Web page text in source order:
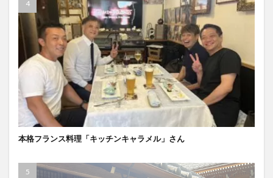
本格フランス料理「キッチンキャラメル」さん